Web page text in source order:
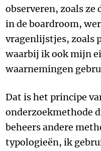
observeren, zoals ze
in de boardroom,
vragenlijstjes, zoals
waarbij ik ook mijn
waarnemingen
Dat is het principe
onderzoekmethode
beheers andere
typologieën, ik